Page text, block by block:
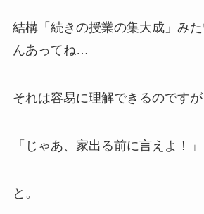
結構「続きの授業の集大成」 み
んあってね…
それは容易に理解できるのです
「じゃあ、家出る前に言えよ！」
と。